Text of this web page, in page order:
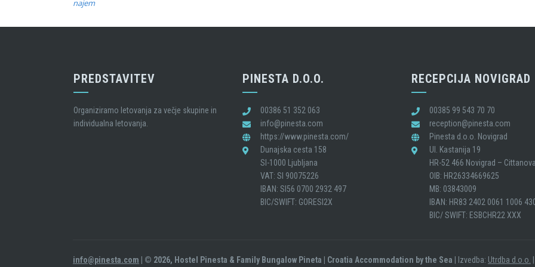
najem
PREDSTAVITEV
Organiziramo letovanja za večje skupine in
individualna letovanja.
PINESTA D.O.O.
00386 51 352 063
info@pinesta.com
https://www.pinesta.com/
Dunajska cesta 158
SI-1000 Ljubljana
VAT: SI 90075226
IBAN: SI56 0700 2932 497
BIC/SWIFT: GORESI2X
RECEPCIJA NOVIGRAD
00385 99 543 70 70
reception@pinesta.com
Pinesta d.o.o. Novigrad
Ul. Kastanija 19
HR-52 466 Novigrad – Cittanova
OIB: HR26334669625
MB: 03843009
IBAN: HR83 2402 0061 1006
BIC/ SWIFT: ESBCHR22 XXX
info@pinesta.com | © 2026, Hostel Pinesta & Family Bungalow Pineta | Croatia Accommodation by the Sea | Izvedba: Utrdba d.o.o.